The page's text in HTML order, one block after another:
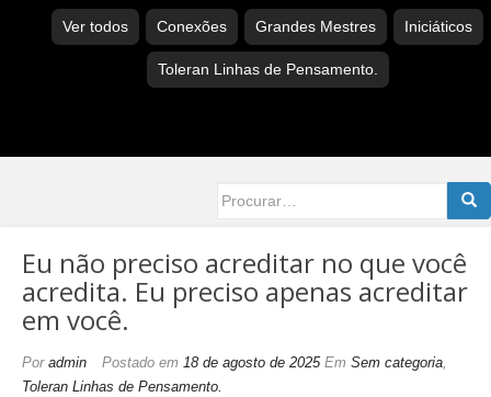
Ver todos Conexões Grandes Mestres Iniciáticos
Toleran Linhas de Pensamento.
for:
Eu não preciso acreditar no que você
acredita. Eu preciso apenas acreditar
em você.
Por admin Postado em 18 de agosto de 2025 Em Sem categoria,
Toleran Linhas de Pensamento.